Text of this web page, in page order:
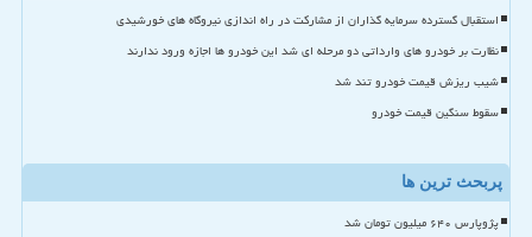
استقبال گسترده سرمایه گذاران از مشارکت در راه اندازی نیروگاه های خورشیدی
نظارت بر خودرو های وارداتی دو مرحله ای شد این خودرو ها اجازه ورود ندارند
شیب ریزش قیمت خودرو تند شد
سقوط سنگین قیمت خودرو
پربحث ترین ها
پژوپارس ۶۴۰ میلیون تومان شد